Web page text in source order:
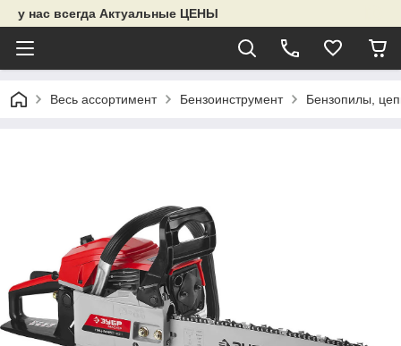
у нас всегда Актуальные ЦЕНЫ
Весь ассортимент Бензоинструмент Бензопилы,